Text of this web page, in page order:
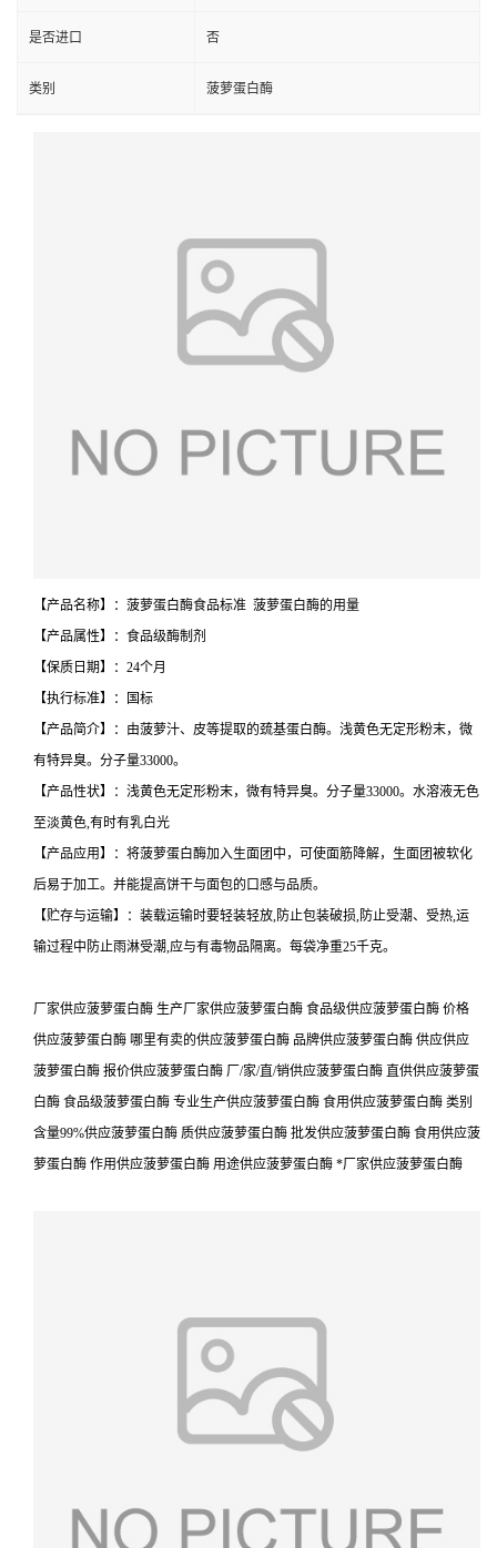
是否进口 否
类别 菠萝蛋白酶
【产品名称】：菠萝蛋白酶食品标准 菠萝蛋白酶的用量
【产品属性】：食品级酶制剂
【保质日期】：24个月
【执行标准】：国标
【产品简介】：由菠萝汁、皮等提取的巯基蛋白酶。浅黄色无定形粉末，微
有特异臭。分子量33000。
【产品性状】：浅黄色无定形粉末，微有特异臭。分子量33000。水溶液无色
至淡黄色,有时有乳白光
【产品应用】：将菠萝蛋白酶加入生面团中，可使面筋降解，生面团被软化
后易于加工。并能提高饼干与面包的口感与品质。
【贮存与运输】：装载运输时要轻装轻放,防止包装破损,防止受潮、受热,运
输过程中防止雨淋受潮,应与有毒物品隔离。每袋净重25千克。
厂家供应菠萝蛋白酶 生产厂家供应菠萝蛋白酶 食品级供应菠萝蛋白酶 价格
供应菠萝蛋白酶 哪里有卖的供应菠萝蛋白酶 品牌供应菠萝蛋白酶 供应供应
菠萝蛋白酶 报价供应菠萝蛋白酶 厂/家/直/销供应菠萝蛋白酶 直供供应菠萝蛋
白酶 食品级菠萝蛋白酶 专业生产供应菠萝蛋白酶 食用供应菠萝蛋白酶 类别
含量99%供应菠萝蛋白酶 质供应菠萝蛋白酶 批发供应菠萝蛋白酶 食用供应菠
萝蛋白酶 作用供应菠萝蛋白酶 用途供应菠萝蛋白酶 *厂家供应菠萝蛋白酶